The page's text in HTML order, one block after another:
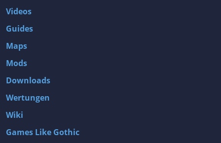
Videos
Guides
Maps
Mods
Downloads
Wertungen
Wiki
Games Like Gothic